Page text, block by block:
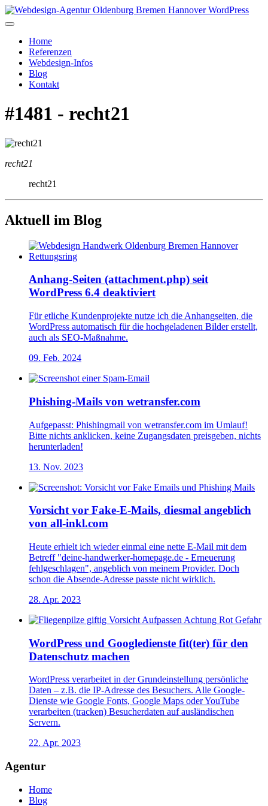
Home
Referenzen
Webdesign-Infos
Blog
Kontakt
#1481 - recht21
recht21
recht21
Aktuell im Blog
Anhang-Seiten (attachment.php) seit
WordPress 6.4 deaktiviert
Für etliche Kundenprojekte nutze ich die Anhangseiten, die
WordPress automatisch für die hochgeladenen Bilder erstellt,
auch als SEO-Maßnahme.
09. Feb. 2024
Phishing-Mails von wetransfer.com
Aufgepasst: Phishingmail von wetransfer.com im Umlauf!
Bitte nichts anklicken, keine Zugangsdaten preisgeben, nichts
herunterladen!
13. Nov. 2023
Vorsicht vor Fake-E-Mails, diesmal angeblich
von all-inkl.com
Heute erhielt ich wieder einmal eine nette E-Mail mit dem
Betreff "deine-handwerker-homepage.de - Erneuerung
fehlgeschlagen", angeblich von meinem Provider. Doch
schon die Absende-Adresse passte nicht wirklich.
28. Apr. 2023
WordPress und Googledienste fit(ter) für den
Datenschutz machen
WordPress verarbeitet in der Grundeinstellung persönliche
Daten – z.B. die IP-Adresse des Besuchers. Alle Google-
Dienste wie Google Fonts, Google Maps oder YouTube
verarbeiten (tracken) Besucherdaten auf ausländischen
Servern.
22. Apr. 2023
Agentur
Home
Blog